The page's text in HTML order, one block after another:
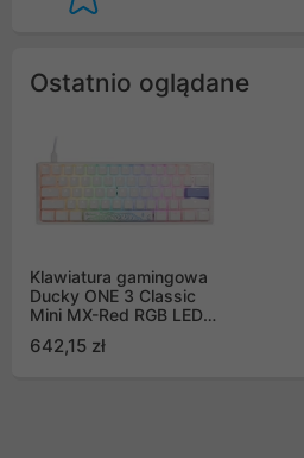
Ostatnio oglądane
Klawiatura gamingowa
Ducky ONE 3 Classic
Mini MX-Red RGB LED
642,15 zł